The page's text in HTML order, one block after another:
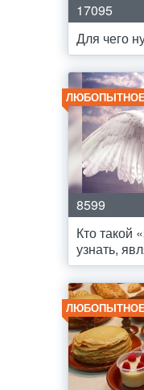
17095
Для чего
8599
Кто такой
узнать,